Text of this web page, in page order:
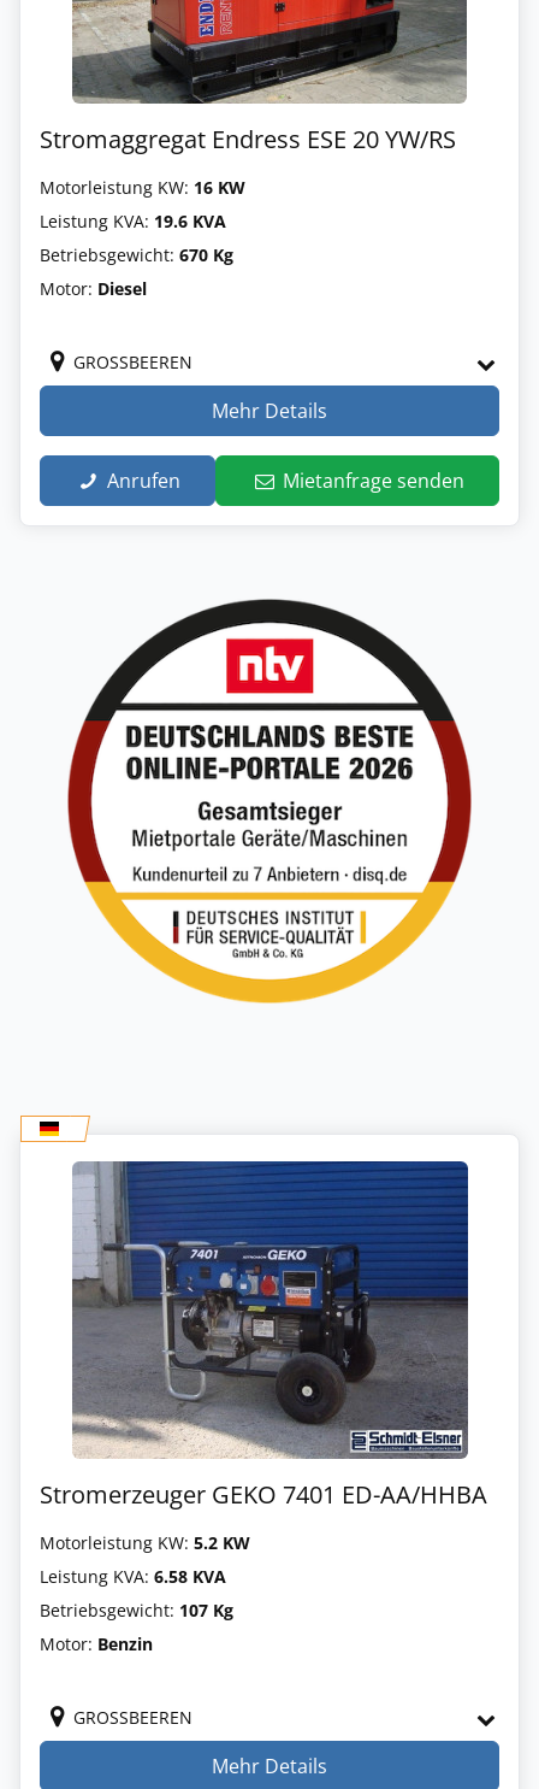
Stromaggregat Endress ESE 20 YW/RS
Motorleistung KW: 16 KW
Leistung KVA: 19.6 KVA
Betriebsgewicht: 670 Kg
Motor: Diesel
GROSSBEEREN
Mehr Details
Anrufen Mietanfrage senden
Stromerzeuger GEKO 7401 ED-AA/HHBA
Motorleistung KW: 5.2 KW
Leistung KVA: 6.58 KVA
Betriebsgewicht: 107 Kg
Motor: Benzin
GROSSBEEREN
Mehr Details